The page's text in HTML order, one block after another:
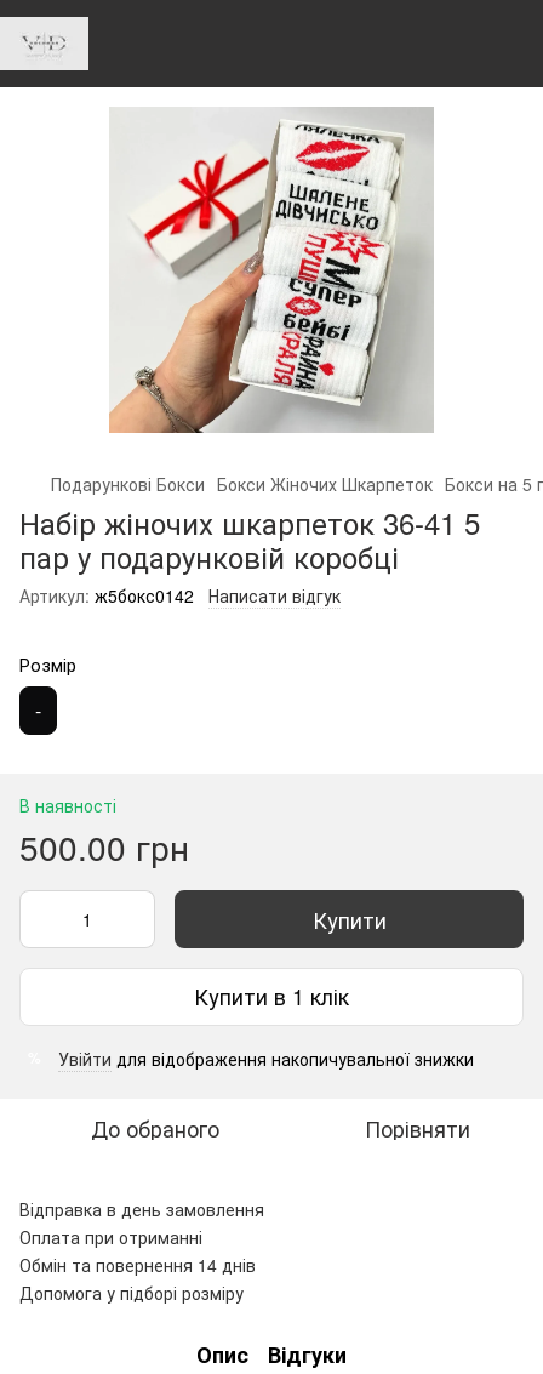
Подарункові Бокси Бокси Жіночих Шкарпеток Бокси на 5
Набір жіночих шкарпеток 36-41 5
пар у подарунковій коробці
Артикул: ж5бокс0142 Написати відгук
Розмір
-
В наявності
500.00 грн
Купити
Купити в 1 клік
Увійти для відображення накопичувальної знижки
До обраного Порівняти
Відправка в день замовлення
Оплата при отриманні
Обмін та повернення 14 днів
Допомога у підборі розміру
Опис Відгуки